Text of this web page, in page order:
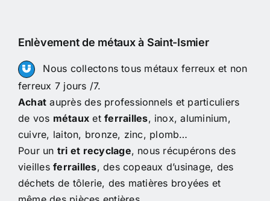
Enlèvement de métaux à Saint-Ismier
Nous collectons tous métaux ferreux et non
ferreux 7 jours /7.
Achat auprès des professionnels et particuliers
de vos métaux etferrailles, inox, aluminium,
cuivre, laiton, bronze, zinc, plomb…
Pour un tri et recyclage, nous récupérons des
vieillesferrailles, des copeaux d’usinage, des
déchets de tôlerie, des matières broyées et